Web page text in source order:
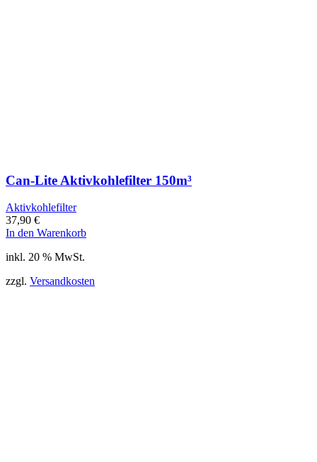
Can-Lite Aktivkohlefilter 150m³
Aktivkohlefilter
37,90 €
In den Warenkorb
inkl. 20 % MwSt.
zzgl. Versandkosten